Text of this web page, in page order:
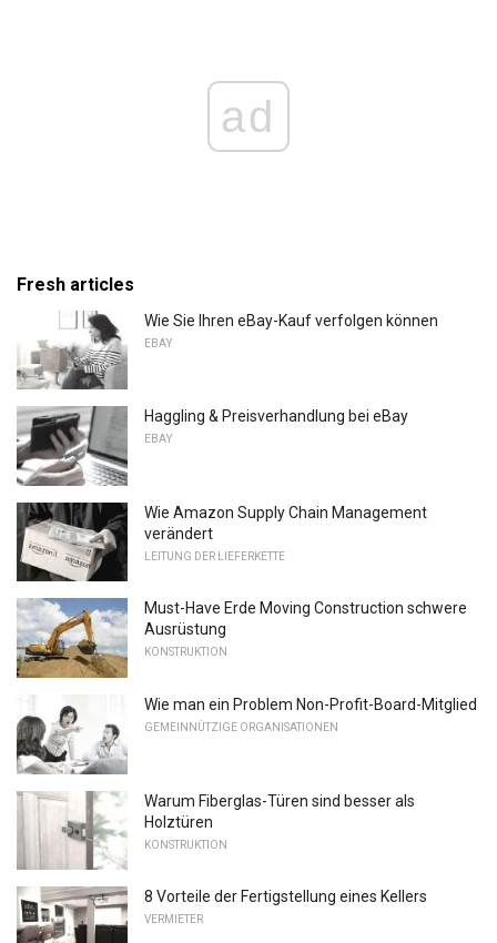
ad
Fresh articles
Wie Sie Ihren eBay-Kauf verfolgen können
EBAY
Haggling & Preisverhandlung bei eBay
EBAY
Wie Amazon Supply Chain Management
verändert
LEITUNG DER LIEFERKETTE
Must-Have Erde Moving Construction schwere
Ausrüstung
KONSTRUKTION
Wie man ein Problem Non-Profit-Board-Mitglied
GEMEINNÜTZIGE ORGANISATIONEN
Warum Fiberglas-Türen sind besser als
Holztüren
KONSTRUKTION
8 Vorteile der Fertigstellung eines Kellers
VERMIETER